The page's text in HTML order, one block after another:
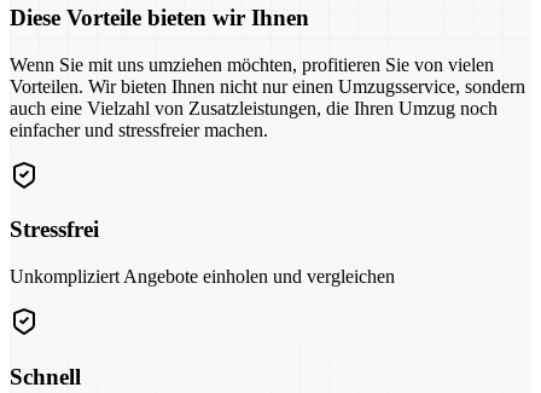
Diese Vorteile bieten wir Ihnen
Wenn Sie mit uns umziehen möchten, profitieren Sie von vielen
Vorteilen. Wir bieten Ihnen nicht nur einen Umzugsservice, sondern
auch eine Vielzahl von Zusatzleistungen, die Ihren Umzug noch
einfacher und stressfreier machen.
Stressfrei
Unkompliziert Angebote einholen und vergleichen
Schnell